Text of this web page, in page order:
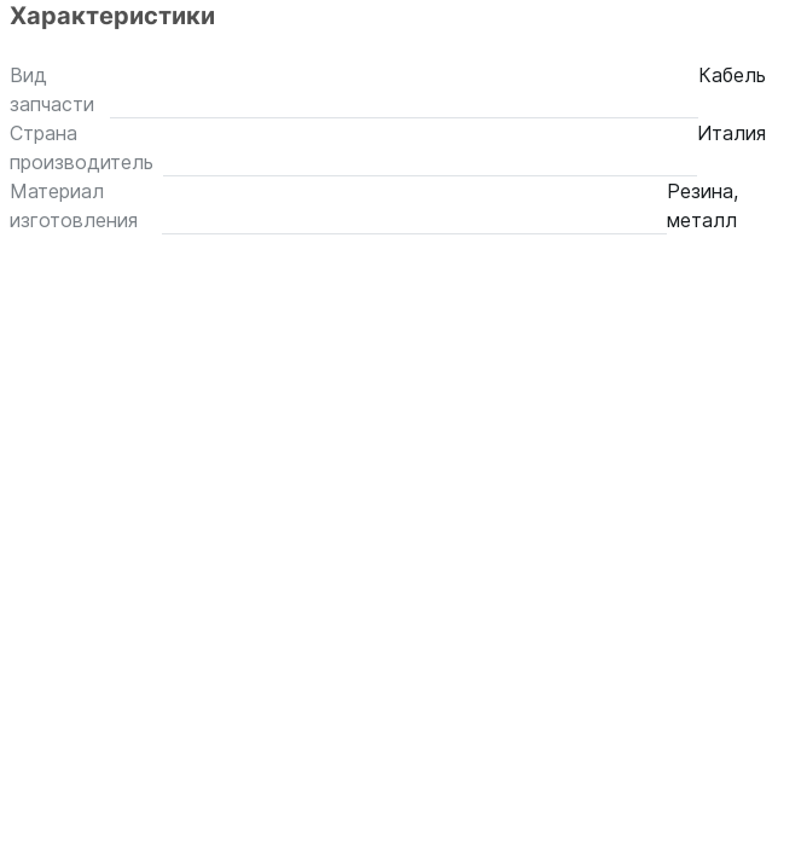
Характеристики
Вид
запчасти
Кабель
Страна
производитель
Италия
Материал
изготовления
Резина,
металл